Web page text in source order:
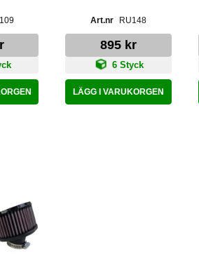
RU148
895 kr
6 Styck
LÄGG I VARUKORGEN